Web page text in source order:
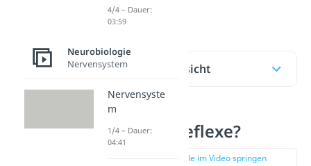
vorbereitet!
Inhaltsübersicht
Was sind Reflexe?
zur Stelle im Video springen
4/4 – Dauer:
03:59
Neurobiologie
Nervensystem
Nervensyste
m
1/4 – Dauer:
04:41